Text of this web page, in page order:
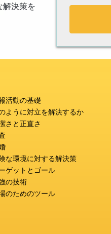
解決策を
活動の基礎
ように対立を解決するか
さと正直さ
な環境に対する解決策
ゲットとゴール
の技術
のためのツール